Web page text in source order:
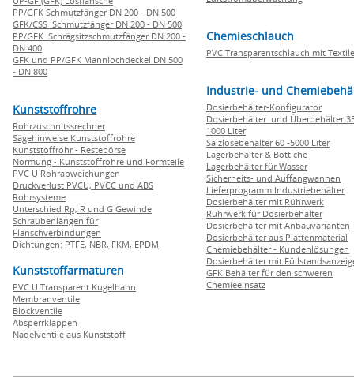
PP/GFK Schmutzfänger DN 200 - DN 500
GFK/CSS Schmutzfänger DN 200 - DN 500
PP/GFK Schrägsitzschmutzfänger DN 200 -
DN 400
GFK und PP/GFK Mannlochdeckel DN 500
- DN 800
Kunststoffrohre
Rohrzuschnitssrechner
Sägehinweise Kunststoffrohre
Kunststoffrohr - Restebörse
Normung - Kunststoffrohre und Formteile
PVC U Rohrabweichungen
Druckverlust PVCU, PVCC und ABS
Rohrsysteme
Unterschied Rp, R und G Gewinde
Schraubenlängen für
Flanschverbindungen
Dichtungen: PTFE, NBR, FKM, EPDM
Kunststoffarmaturen
PVC U Transparent Kugelhahn
Membranventile
Blockventile
Absperrklappen
Nadelventile aus Kunststoff
Chemieschlauch
PVC Transparentschlauch mit
Industrie- und
Dosierbehälter-Konfigurator
Dosierbehälter und Überbehälter
1000 Liter
Salzlösebehälter 60 -5000 Liter
Lagerbehälter & Bottiche
Lagerbehälter für Wasser
Sicherheits- und Auffangwannen
Lieferprogramm Industriebehälter
Dosierbehälter mit Rührwerk
Rührwerk für Dosierbehälter
Dosierbehälter mit Anbauvarianten
Dosierbehälter aus Plattenmaterial
Chemiebehälter - Kundenlösungen
Dosierbehälter mit
GFK Behälter für den schweren
Chemieeinsatz